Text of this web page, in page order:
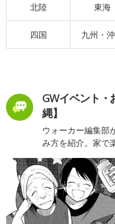
北陸 東海
四国 九州・
GWイベント・
縄】
ウォーカー編集部
み方を紹介。家で